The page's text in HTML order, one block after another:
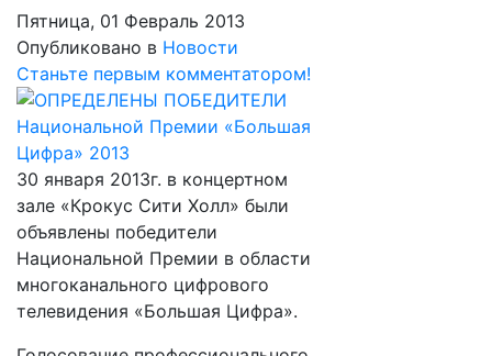
Пятница, 01 Февраль 2013
Опубликовано в Новости
Станьте первым комментатором!
30 января 2013г. в концертном
зале «Крокус Сити Холл» были
объявлены победители
Национальной Премии в области
многоканального цифрового
телевидения «Большая Цифра».